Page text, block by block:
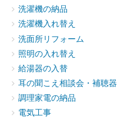
洗濯機の納品
洗濯機入れ替え
洗面所リフォーム
照明の入れ替え
給湯器の入替
耳の聞こえ相談会・補聴器
調理家電の納品
電気工事